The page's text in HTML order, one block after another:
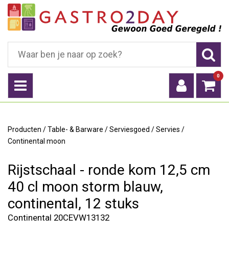
0
Producten /Table- & Barware /Serviesgoed /Servies /
Continental moon
Rijstschaal - ronde kom 12,5 cm
40 cl moon storm blauw,
continental, 12 stuks
Continental 20CEVW13132